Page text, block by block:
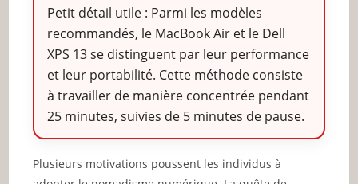
Petit détail utile : Parmi les modèles
recommandés, le MacBook Air et le Dell
XPS 13 se distinguent par leur performance
et leur portabilité. Cette méthode consiste
à travailler de manière concentrée pendant
25 minutes, suivies de 5 minutes de pause.
Plusieurs motivations poussent les individus à